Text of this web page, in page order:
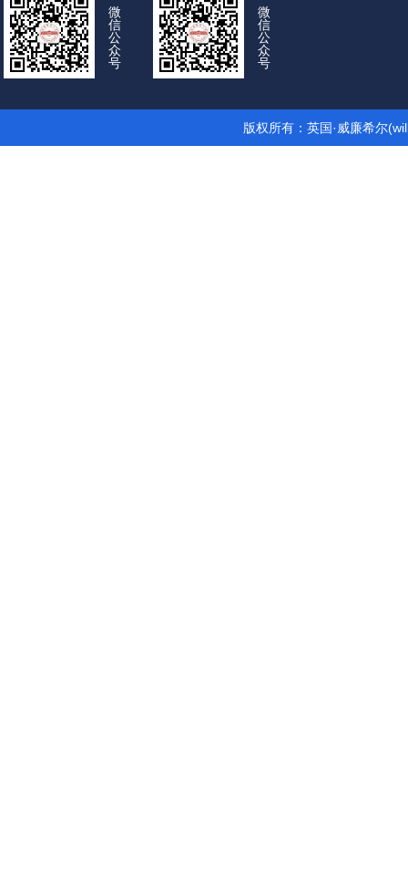
微
信
公
众
号
微
信
公
众
号
版权所有：英国·威廉希尔